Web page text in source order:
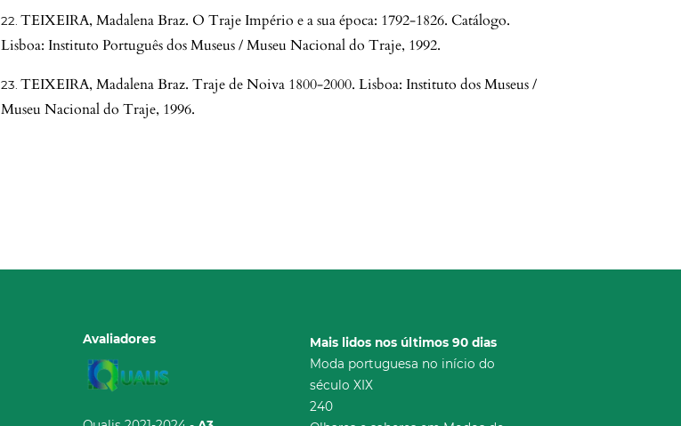
TEIXEIRA, Madalena Braz. O Traje Império e a sua época: 1792-1826. Catálogo.
Lisboa: Instituto Português dos Museus / Museu Nacional do Traje, 1992.
TEIXEIRA, Madalena Braz. Traje de Noiva 1800-2000. Lisboa: Instituto dos Museus /
Museu Nacional do Traje, 1996.
Avaliadores
Mais lidos nos últimos 90 dias
Moda portuguesa no início do
século XIX
240